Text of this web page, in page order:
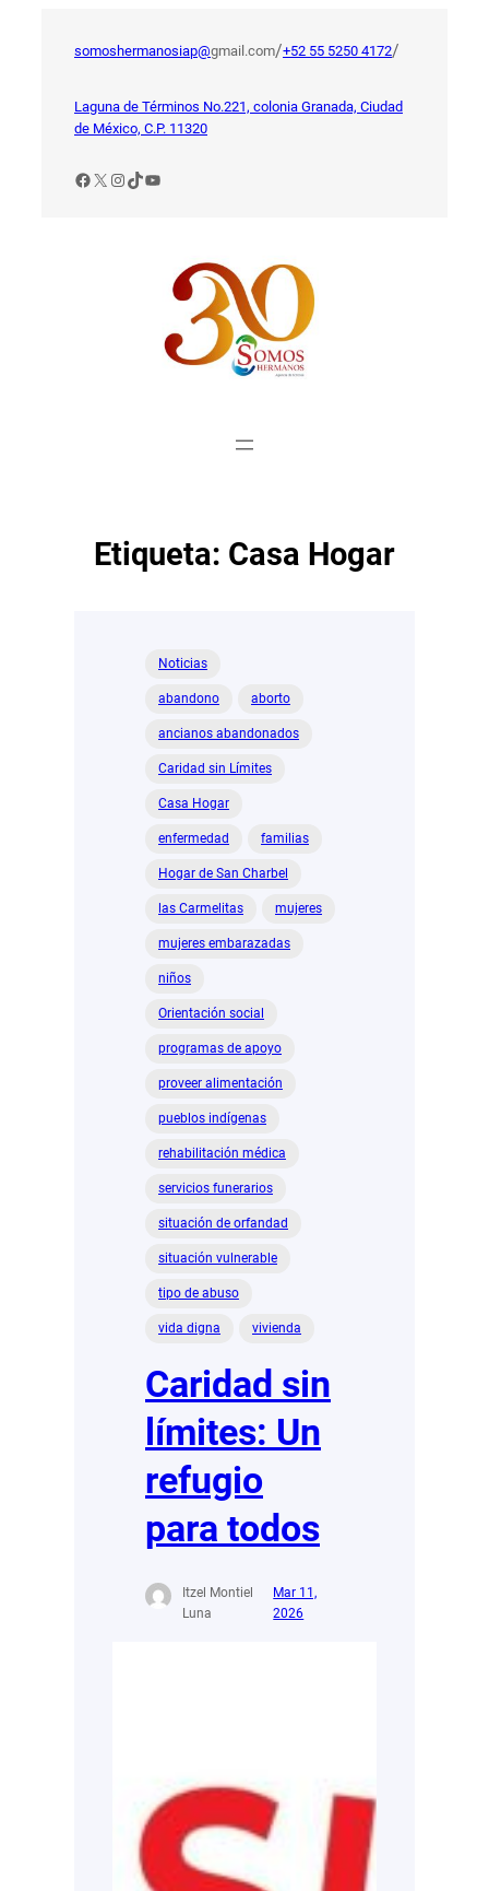
somoshermanosiap@gmail.com/+52 55 5250 4172/
Laguna de Términos No.221, colonia Granada, Ciudad
de México, C.P. 11320
Facebook
X Instagram
TikTok
YouTube
Etiqueta: Casa Hogar
Noticias
abandono aborto
ancianos abandonados
Caridad sin Límites
Casa Hogar
enfermedad familias
Hogar de San Charbel
las Carmelitas mujeres
mujeres embarazadas
niños
Orientación social
programas de apoyo
proveer alimentación
pueblos indígenas
rehabilitación médica
servicios funerarios
situación de orfandad
situación vulnerable
tipo de abuso
vida digna vivienda
Caridad sin
límites: Un
refugio
para todos
Itzel Montiel
Luna
Mar 11,
2026